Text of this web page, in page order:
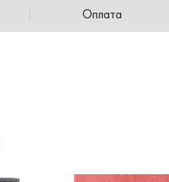
Оплата